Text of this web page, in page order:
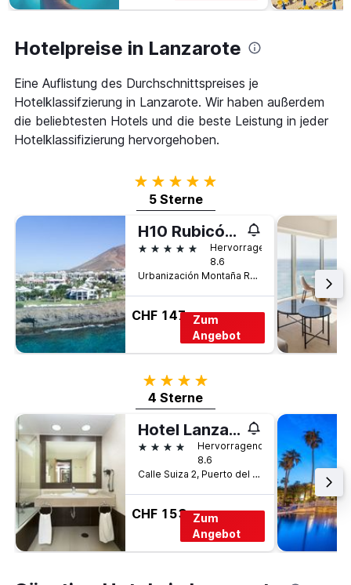
Hotelpreise in Lanzarote
Eine Auflistung des Durchschnittspreises je
Hotelklassifzierung in Lanzarote. Wir haben außerdem
die beliebtesten Hotels und die beste Leistung in jeder
Hotelklassifizierung hervorgehoben.
5 Sterne
5 Sterne
H10 Rubicón Horizons Collection
5 Sterne
Hervorragend
8.6
Urbanización Montaña Roja, Playa Blanca, Lanzarote, Spanien
CHF 147 Zum
Angebot
4 Sterne
4 Sterne
Hotel Lanzarote Village
4 Sterne
Hervorragend
8.6
Calle Suiza 2, Puerto del Carmen, Lanzarote, Spanien
CHF 153 Zum
Angebot